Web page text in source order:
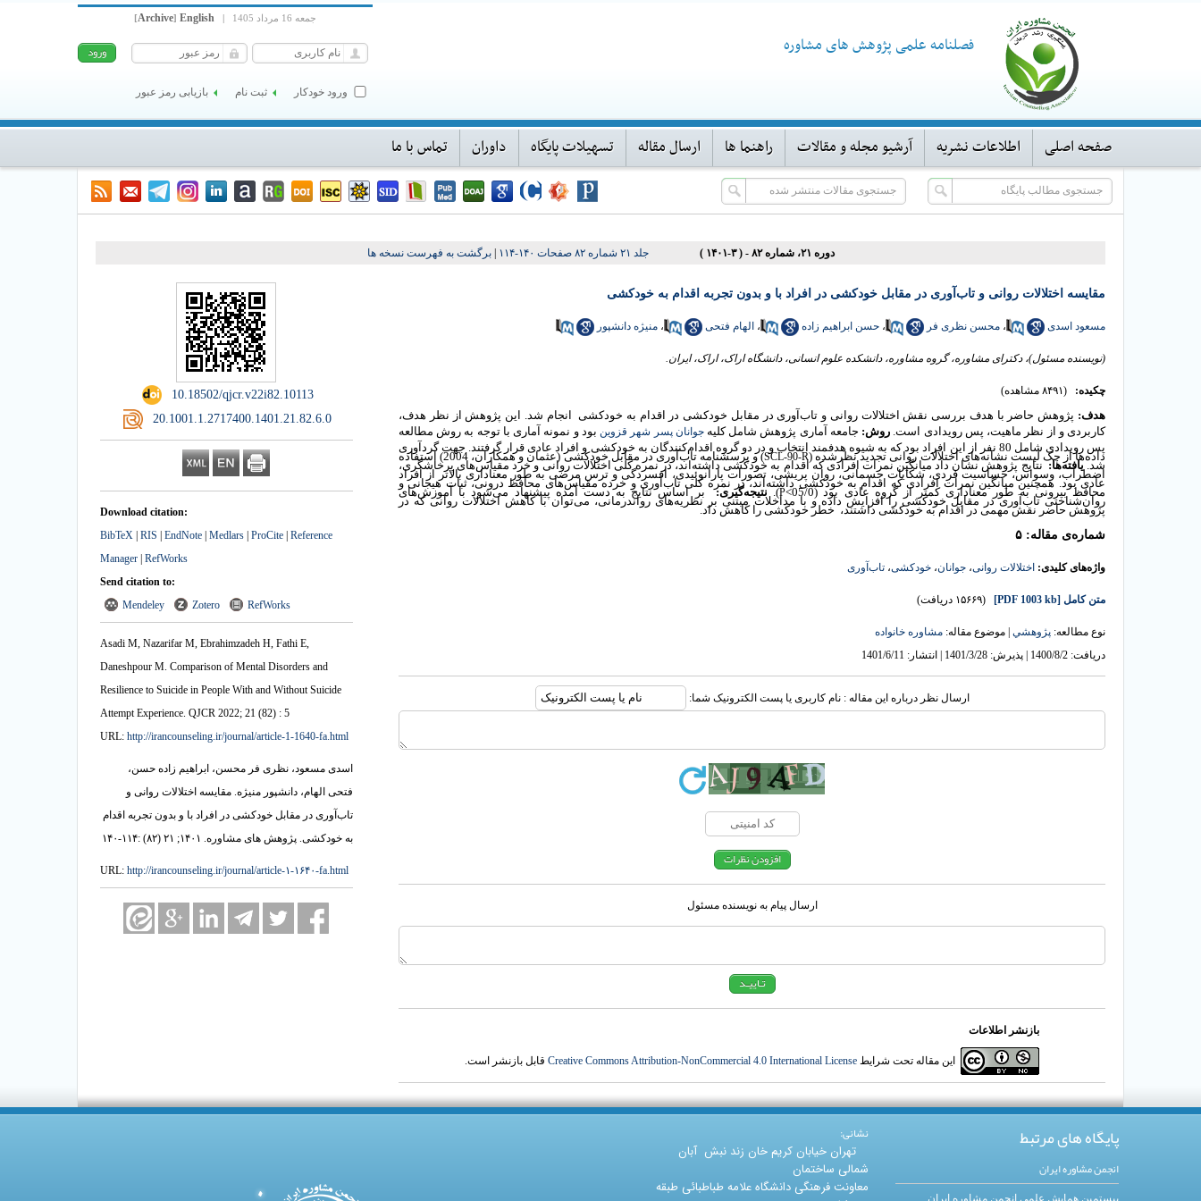
فصلنامه علمی پژوهش های مشاوره
جمعه 16 مرداد 1405 |
English
[Archive]
ورود خودکار ثبت نام بازیابی رمز عبور
صفحه اصلی اطلاعات نشریه آرشیو مجله و مقالات راهنما ها ارسال مقاله تسهیلات پایگاه داوران تماس با ما
دوره ۲۱، شماره ۸۲ - ( ۳-۱۴۰۱ ) جلد ۲۱ شماره ۸۲ صفحات ۱۴۰-۱۱۴ |برگشت به فهرست نسخه ها
‎ 10.18502/qjcr.v22i82.10113
‎ 20.1001.1.2717400.1401.21.82.6.0
Download citation:
BibTeX | RIS | EndNote | Medlars | ProCite | Reference
Manager | RefWorks
Send citation to:
Mendeley
Zotero RefWorks
Asadi M, Nazarifar M, Ebrahimzadeh H, Fathi E,
Daneshpour M. Comparison of Mental Disorders and
Resilience to Suicide in People With and Without Suicide
Attempt Experience. QJCR 2022; 21 (82) : 5
URL: http://irancounseling.ir/journal/article-1-1640-fa.html
اسدی مسعود، نظری فر محسن، ابراهیم زاده حسن،
فتحی الهام، دانشپور منیژه. مقایسه اختلالات روانی و
تاب‌آوری در مقابل خودکشی در افراد با و بدون تجربه اقدام
به خودکشی. پژوهش های مشاوره. ۱۴۰۱; ۲۱ (۸۲) :۱۱۴-۱۴۰
URL: http://irancounseling.ir/journal/article-۱-۱۶۴۰-fa.html
مقایسه اختلالات روانی و تاب‌آوری در مقابل خودکشی در افراد با و بدون تجربه اقدام به خودکشی
مسعود اسدی ، محسن نظری فر ، حسن ابراهیم زاده ، الهام فتحی ، منیژه دانشپور
(نویسنده مسئول)، دکترای مشاوره، گروه مشاوره، دانشکده علوم انسانی، دانشگاه اراک، اراک، ایران.
چکیده: (۸۴۹۱ مشاهده)
هدف: پژوهش حاضر با هدف بررسی نقش اختلالات روانی و تاب‌آوری در مقابل خودکشی در اقدام به خودکشی انجام شد. این پژوهش از نظر هدف،
کاربردی و از نظر ماهیت، پس رویدادی است. روش: جامعه آماری پژوهش شامل کلیهجوانان پسر شهر قزوین بود و نمونه آماری با توجه به روش مطالعه
پس رویدادی شامل 80 نفر از این افراد بود که به شیوه هدفمند انتخاب و در دو گروه اقدام‌کنندگان به خودکشی و افراد عادی قرار گرفتند. جهت گردآوری
داده‌ها از چک لیست نشانه‌های اختلالات روانی تجدید نظرشده (SCL-90-R ) و پرسشنامه تاب‌آوری در مقابل خودکشی (عثمان و همکاران، 2004) استفاده
شد. یافته‌ها: نتایج پژوهش نشان داد میانگین نمرات افرادی که اقدام به خودکشی داشته‌اند، در نمره کلی اختلالات روانی و خرد مقیاس‌های پرخاشگری،
اضطراب، وسواس، حساسیت فردی، شکایات جسمانی، روان پریشی، تصورات پارانوئیدی، افسردگی و ترس مرضی به طور معناداری بالاتر از افراد
عادی بود. همچنین میانگین نمرات افرادی که اقدام به خودکشی داشته‌اند، در نمره کلی تاب‌آوری و خرده مقیاس‌های محافظ درونی، ثبات هیجانی و
محافظ بیرونی به طور معناداری کمتر از گروه عادی بود (05/0> P
). نتیجه‌گیری: بر اساس نتایج به دست آمده پیشنهاد می‌شود با آموزش‌های
روان‌شناختی تاب‌آوری در مقابل خودکشی را افزایش داده و با مداخلات مبتنی بر نظریه‌های رواندرمانی، می‌توان با کاهش اختلالات روانی که در
پژوهش حاضر نقش مهمی در اقدام به خودکشی داشتند، خطر خودکشی را کاهش داد.
شماره‌ی مقاله: ۵
واژه‌های کلیدی: اختلالات روانی، جوانان، خودکشی، تاب‌آوری
متن کامل [PDF 1003 kb] (۱۵۶۶۹ دریافت)
نوع مطالعه: پژوهشي | موضوع مقاله: مشاوره خانواده
دریافت: 1400/8/2 | پذیرش: 1401/3/28 | انتشار: 1401/6/11
ارسال نظر درباره این مقاله : نام کاربری یا پست الکترونیک شما:
ارسال پیام به نویسنده مسئول
بازنشر اطلاعات
این مقاله تحت شرایط Creative Commons Attribution-NonCommercial 4.0 International License قابل بازنشر است.
پایگاه های مرتبط
انجمن مشاوره ایران
بیستمین همایش علمی انجمن مشاوره ایران
نشانی:
تهران خیابان کریم خان زند نبش آبان
شمالی ساختمان
معاونت فرهنگی دانشگاه علامه طباطبائی طبقه